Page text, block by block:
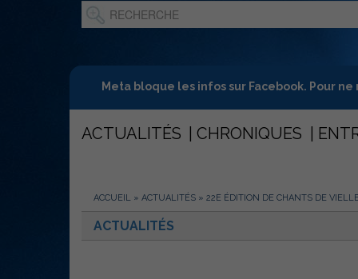
Meta bloque les infos sur Facebook. Pour
ACTUALITÉS CHRONIQUES
ACCUEIL » ACTUALITÉS » 22E ÉDITION DE CHANTS DE
ACTUALITÉS